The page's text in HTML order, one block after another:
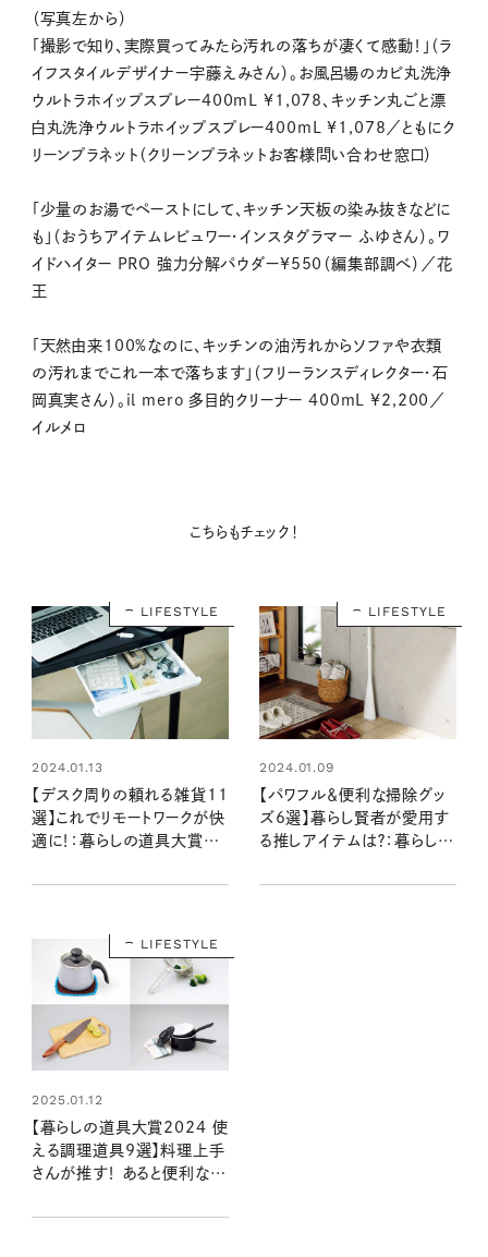
（写真左から）
「撮影で知り、実際買ってみたら汚れの落ちが凄くて感動！」（ラ
イフスタイルデザイナー宇藤えみさん）。お風呂場のカビ丸洗浄
ウルトラホイップスプレー400mL ¥1,078、キッチン丸ごと漂
白丸洗浄ウルトラホイップスプレー400mL ¥1,078／ともにク
リーンプラネット（クリーンプラネットお客様問い合わせ窓口）
「少量のお湯でペーストにして、キッチン天板の染み抜きなどに
も」（おうちアイテムレビュワー・インスタグラマー ふゆさん）。ワ
イドハイター PRO 強力分解パウダー¥550（編集部調べ）／花
王
「天然由来100%なのに、キッチンの油汚れからソファや衣類
の汚れまでこれ一本で落ちます」（フリーランスディレクター・石
岡真実さん）。il mero 多目的クリーナー 400mL ¥2,200／
イルメロ
こちらもチェック！
LIFESTYLE
2024.01.13
【デスク周りの頼れる雑貨11
選】これでリモートワークが快
適に！：暮らしの道具大賞
LIFESTYLE
2024.01.09
【パワフル＆便利な掃除グッ
ズ6選】暮らし賢者が愛用す
る推しアイテムは？：暮らしの
LIFESTYLE
2025.01.12
【暮らしの道具大賞2024 使
える調理道具9選】料理上手
さんが推す！ あると便利な優